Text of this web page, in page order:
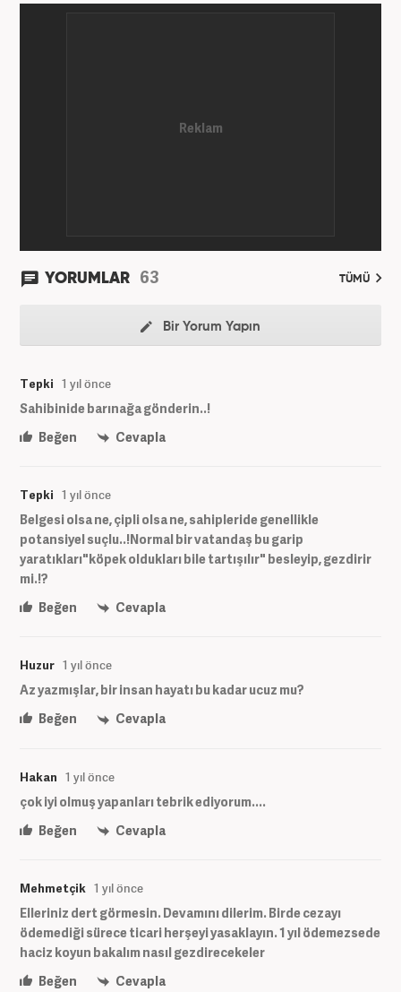
Yeni Şafak'ta kültür sanat, eğitim ve siyaset alanları
YORUMLAR 63 TÜMÜ
Bir Yorum Yapın
Tepki 1 yıl önce
Sahibinide barınağa gönderin..!
Beğen
Cevapla
Tepki 1 yıl önce
Belgesi olsa ne, çipli olsa ne, sahipleride genellikle
potansiyel suçlu..!Normal bir vatandaş bu garip
yaratıkları"köpek oldukları bile tartışılır" besleyip, gezdirir
mi.!?
Beğen
Cevapla
Huzur 1 yıl önce
Az yazmışlar, bir insan hayatı bu kadar ucuz mu?
Beğen
Cevapla
Hakan 1 yıl önce
çok iyi olmuş yapanları tebrik ediyorum....
Beğen
Cevapla
Mehmetçik 1 yıl önce
Elleriniz dert görmesin. Devamını dilerim. Birde cezayı
ödemediği sürece ticari herşeyi yasaklayın. 1 yıl ödemezsede
haciz koyun bakalım nasıl gezdirecekeler
Beğen
Cevapla